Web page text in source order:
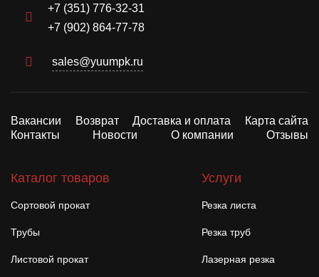
+7 (351) 776-32-31
+7 (902) 864-77-78
sales@yuumpk.ru
Вакансии Возврат Доставка и оплата
Карта сайта
Контакты
Новости О компании Отзывы
Каталог товаров
Сортовой прокат
Трубы
Листовой прокат
Услуги
Резка листа
Резка труб
Лазерная резка